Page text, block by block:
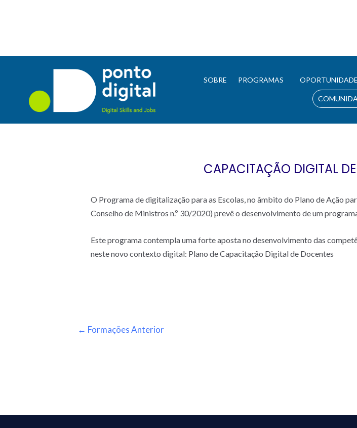
SOBRE PROGRAMAS
CAPACITAÇÃO DIGITAL
O Programa de digitalização para as Escolas, no âmbito do Plano de Ação
Conselho de Ministros n.º 30/2020) prevê o desenvolvimento de um
Este programa contempla uma forte aposta no desenvolvimento das
neste novo contexto digital: Plano de Capacitação Digital de Docentes
← Formações Anterior